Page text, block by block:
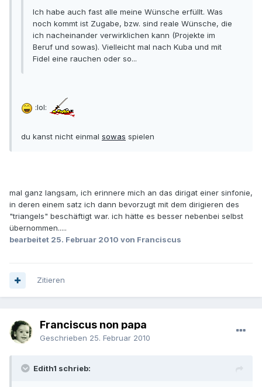
Ich habe auch fast alle meine Wünsche erfüllt. Was
noch kommt ist Zugabe, bzw. sind reale Wünsche, die
ich nacheinander verwirklichen kann (Projekte im
Beruf und sowas). Vielleicht mal nach Kuba und mit
Fidel eine rauchen oder so...
:lol:
du kanst nicht einmal sowas spielen
mal ganz langsam, ich erinnere mich an das dirigat einer sinfonie,
in deren einem satz ich dann bevorzugt mit dem dirigieren des
"triangels" beschäftigt war. ich hätte es besser nebenbei selbst
übernommen.....
bearbeitet 25. Februar 2010 von Franciscus
Zitieren
Franciscus non papa
Geschrieben 25. Februar 2010
Edith1 schrieb: